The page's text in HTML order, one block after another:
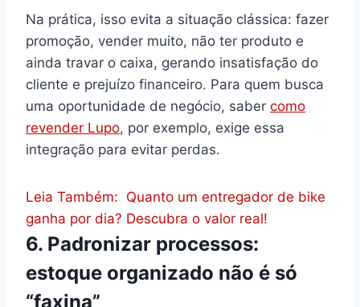
Na prática, isso evita a situação clássica: fazer
promoção, vender muito, não ter produto e
ainda travar o caixa, gerando insatisfação do
cliente e prejuízo financeiro. Para quem busca
uma oportunidade de negócio, saber como
revender Lupo, por exemplo, exige essa
integração para evitar perdas.
Leia Também: Quanto um entregador de bike
ganha por dia? Descubra o valor real!
6. Padronizar processos:
estoque organizado não é só
“faxina”